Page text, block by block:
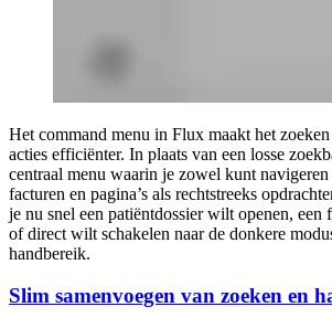
Het command menu in Flux maakt het
acties efficiënter. In plaats van een losse
centraal menu waarin je zowel kunt navigeren
facturen en pagina’s als rechtstreeks
je nu snel een patiëntdossier wilt openen,
of direct wilt schakelen naar de donkere
handbereik.
Slim samenvoegen van zoeken en